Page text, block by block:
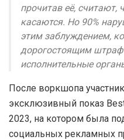
прочитав её, считают,
касаются. Но 90%
этим заблуждением,
дорогостоящим
исполнительные
После воркшопа
эксклюзивный показ
2023, на котором была
социальных рекламных